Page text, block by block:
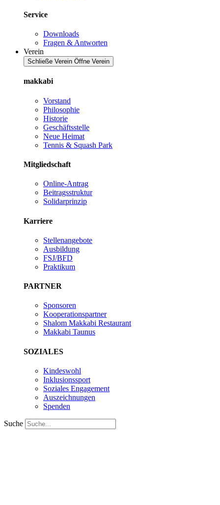
Service
Downloads
Fragen & Antworten
Verein
Schließe Verein Öffne Verein
makkabi
Vorstand
Philosophie
Historie
Geschäftsstelle
Neue Heimat
Tennis & Squash Park
Mitgliedschaft
Online-Antrag
Beitragsstruktur
Solidarprinzip
Karriere
Stellenangebote
Ausbildung
FSJ/BFD
Praktikum
PARTNER
Sponsoren
Kooperationspartner
Shalom Makkabi Restaurant
Makkabi Taunus
SOZIALES
Kindeswohl
Inklusionssport
Soziales Engagement
Auszeichnungen
Spenden
Suche